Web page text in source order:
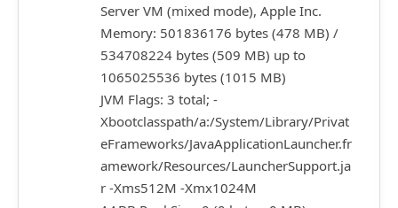
Server VM (mixed mode), Apple Inc.
Memory: 501836176 bytes (478 MB) /
534708224 bytes (509 MB) up to
1065025536 bytes (1015 MB)
JVM Flags: 3 total; -
Xbootclasspath/a:/System/Library/Privat
eFrameworks/JavaApplicationLauncher.fr
amework/Resources/LauncherSupport.ja
r -Xms512M -Xmx1024M